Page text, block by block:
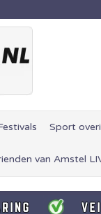
Sport
van Amstel